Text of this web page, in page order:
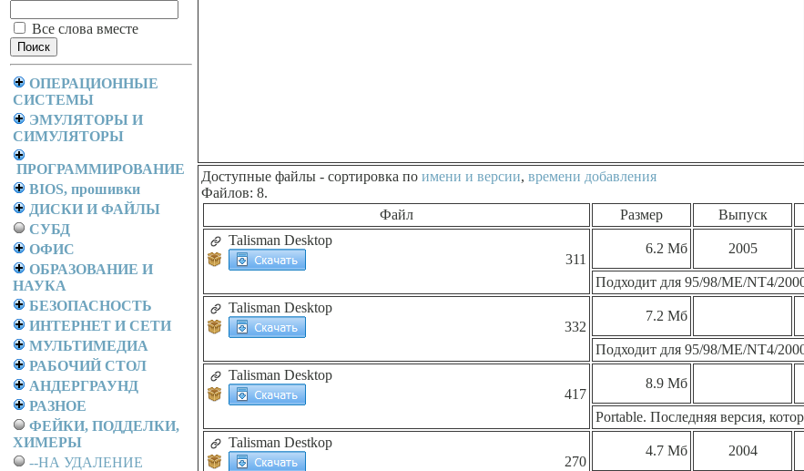
Все слова вместе
ОПЕРАЦИОННЫЕ
СИСТЕМЫ
ЭМУЛЯТОРЫ И
СИМУЛЯТОРЫ
ПРОГРАММИРОВАНИЕ
BIOS, прошивки
ДИСКИ И ФАЙЛЫ
СУБД
ОФИС
ОБРАЗОВАНИЕ И
НАУКА
БЕЗОПАСНОСТЬ
ИНТЕРНЕТ И СЕТИ
МУЛЬТИМЕДИА
РАБОЧИЙ СТОЛ
АНДЕРГРАУНД
РАЗНОЕ
ФЕЙКИ, ПОДДЕЛКИ,
ХИМЕРЫ
--НА УДАЛЕНИЕ
Доступные файлы - сортировка по имени и версии, времени добавления
Файлов: 8.
Файл
Размер Выпуск
Talisman Desktop
311
6.2 Мб 2005
Подходит для 95/98/ME/NT4/
Talisman Desktop
332
7.2 Мб
Подходит для 95/98/ME/NT4/
Talisman Desktop
417
8.9 Мб
Portable. Последняя версия,
Talisman Destkop
270
4.7 Мб 2004